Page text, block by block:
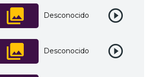
Desconocido
Desconocido